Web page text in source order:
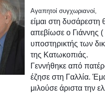
Αγαπητοί συγχωριανοί,
είμαι στη
απεβίωσε ο Γιάννης
υποστηρικτής των
της Κατωκοπιάς.
Γεννήθηκε από
έζησε στη Γαλλία.
μιλούσε άριστα την